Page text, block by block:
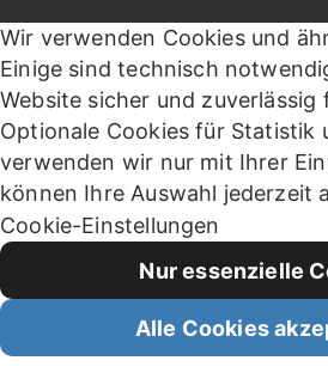
Wir verwenden Cookies und
Einige sind technisch
Website sicher und
Optionale Cookies für Statistik
verwenden wir nur mit Ihrer
können Ihre Auswahl jederzeit
Cookie-Einstellungen
Nur essenzielle
Alle Cookies